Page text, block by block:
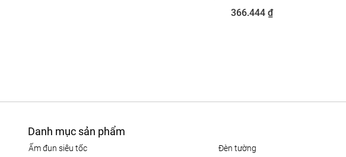
366.444 ₫
Danh mục sản phẩm
ấm đun siêu tốc
đèn tường